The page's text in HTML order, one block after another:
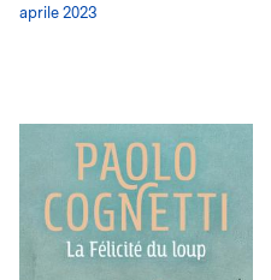
aprile 2023